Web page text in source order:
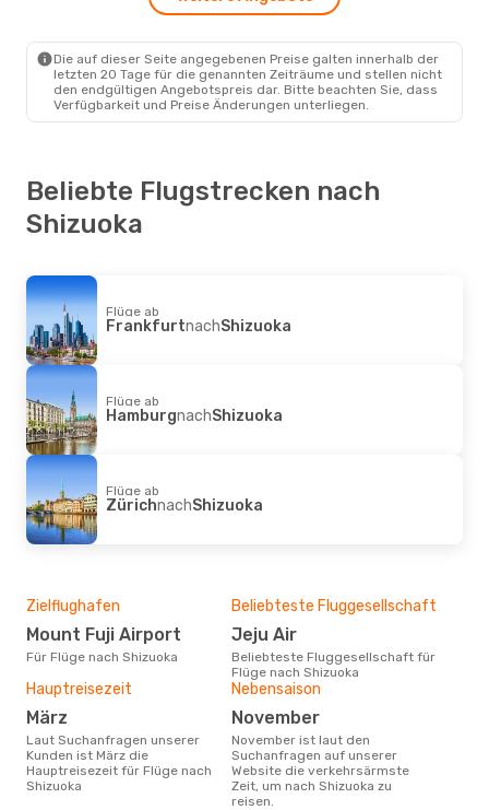
2 Zwischenstopps
Shizuoka- Hamburg
Die auf dieser Seite angegebenen Preise galten innerhalb der
letzten 20 Tage für die genannten Zeiträume und stellen nicht
den endgültigen Angebotspreis dar. Bitte beachten Sie, dass
Verfügbarkeit und Preise Änderungen unterliegen.
Beliebte Flugstrecken nach
Shizuoka
Flüge ab
FrankfurtnachShizuoka
Flüge ab
HamburgnachShizuoka
Flüge ab
ZürichnachShizuoka
Zielflughafen
Mount Fuji Airport
Für Flüge nach Shizuoka
Beliebteste Fluggesellschaft
Jeju Air
Beliebteste Fluggesellschaft für
Flüge nach Shizuoka
Hauptreisezeit
März
Laut Suchanfragen unserer
Kunden ist März die
Hauptreisezeit für Flüge nach
Shizuoka
Nebensaison
November
November ist laut den
Suchanfragen auf unserer
Website die verkehrsärmste
Zeit, um nach Shizuoka zu
reisen.